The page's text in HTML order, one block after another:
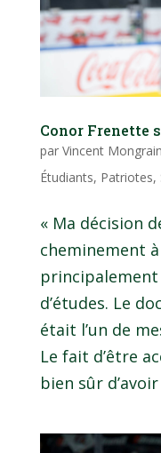
Conor Frenette
par Vincent Mongrain
Étudiants, Patriotes,
« Ma décision
cheminement à
principalement
d’études. Le
était l’un de
Le fait d’être
bien sûr d’avoir